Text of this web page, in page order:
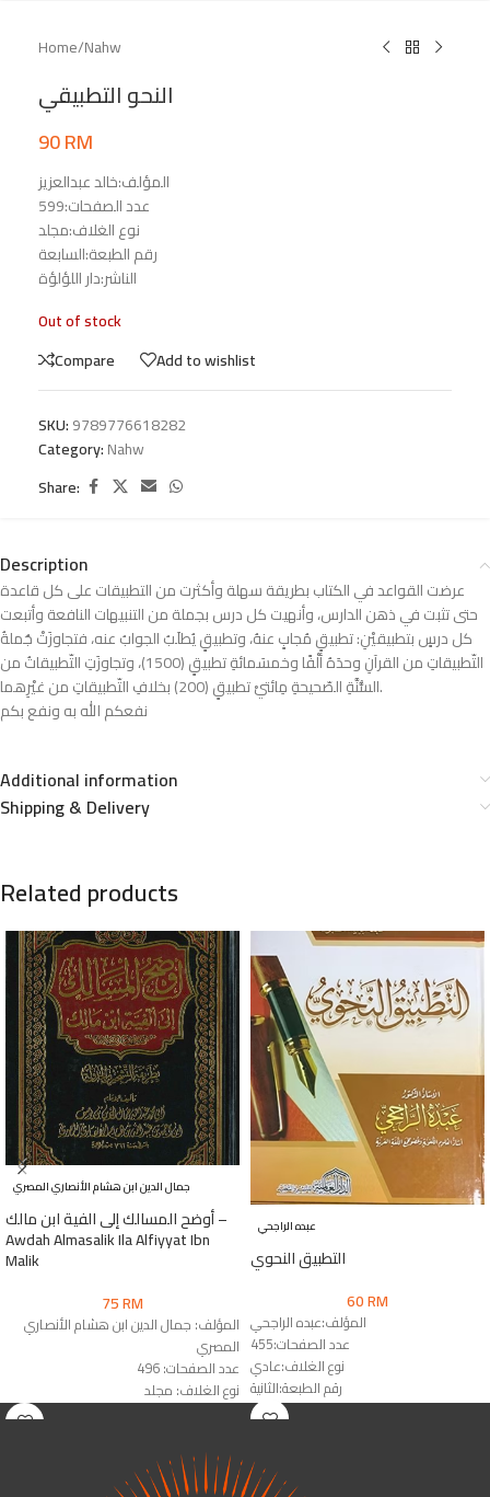
Home/Nahw
النحو التطبيقي
90RM
المؤلف:خالد عبدالعزيز
عدد الصفحات:599
نوع الغلاف:مجلد
رقم الطبعة:السابعة
الناشر:دار اللؤلؤة
Out of stock
Compare
Add to wishlist
SKU:9789776618282
Category:Nahw
Share:
Description
عرضت القواعد في الكتاب بطريقة سهلة وأكثرت من التطبيقات على كل قاعدة
حتى تثبت في ذهن الدارس، وأنهيت كل درس بجملة من التنبيهات النافعة وأتبعت
كل درسٍ بتطبيقيْنِ: تطبيقٍ مُجابٍ عنهُ، وتطبيقٍ يُطلَبُ الجوابُ عنه، فتجاوزَتْ جُملةُ
التّطبيقاتِ من القرآنِ وحدَهُ ألْفًا وخمسَمائةِ تطبيقٍ (1500)، وتجاوزَتِ التّطبيقاتُ من
السُّنَّةِ الصّحيحةِ مِائتيْ تطبيقٍ (200) بخلافِ التّطبيقاتِ من غيْرِهما.
نفعكم الله به ونفع بكم
Additional information
Shipping & Delivery
Related products
جمال الدين ابن هشام الأنصاري المصري
أوضح المسالك إلى الفية ابن مالك –
Awdah Almasalik Ila Alfiyyat Ibn
Malik
75RM
المؤلف: جمال الدين ابن هشام الأنصاري
المصري
عدد الصفحات: 496
نوع الغلاف: مجلد
عبده الراجحي
التطبيق النحوي
60RM
المؤلف:عبده الراجحي
عدد الصفحات:455
نوع الغلاف:عادي
رقم الطبعة:الثانية
الناشر:دار العالمية